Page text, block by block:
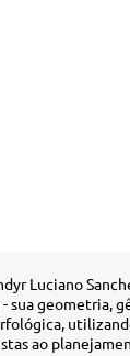
Luciano
geometria,
ao